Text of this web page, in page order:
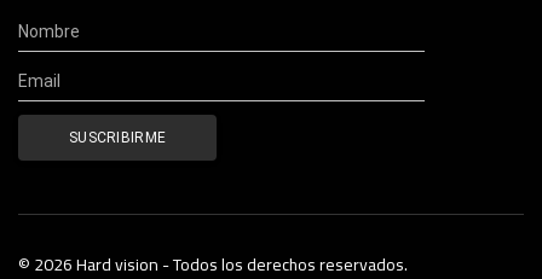
© 2026 Hard vision - Todos los derechos reservados.